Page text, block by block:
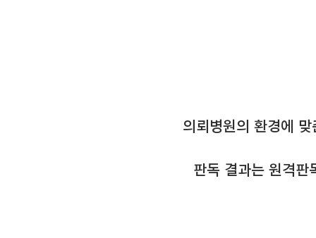
의뢰병원의 환경에
판독 결과는 원격